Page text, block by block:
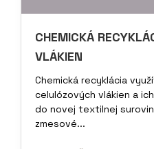
CHEMICKÁ
VLÁKIEN
Chemická recyklácia
celulózových vlákien a
do novej textilnej
zmesové...